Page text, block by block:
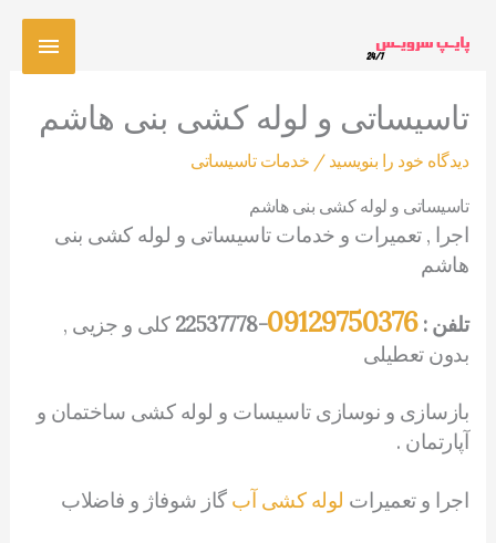
تاسیساتی و لوله کشی بنی هاشم
دیدگاه‌ خود را بنویسید / خدمات تاسیساتی
تاسیساتی و لوله کشی بنی هاشم
اجرا , تعمیرات و خدمات تاسیساتی و لوله کشی بنی
هاشم
تلفن :09129750376
-22537778
کلی و جزیی ,
بدون تعطیلی
بازسازی و نوسازی تاسیسات و لوله کشی ساختمان و
آپارتمان .
اجرا و تعمیرات لوله کشی آب گاز شوفاژ و فاضلاب